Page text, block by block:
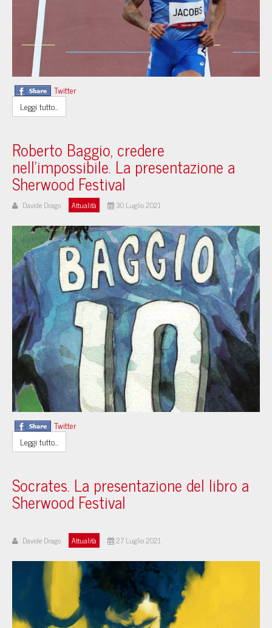
Twitter
Leggi tutto...
Roberto Baggio, credere
nell'impossibile. La presentazione a
Sherwood Festival
Davide Drago Attualità 30 Luglio 2021
Twitter
Leggi tutto...
Socrates. La presentazione del libro a
Sherwood Festival
Davide Drago Attualità 27 Luglio 2021